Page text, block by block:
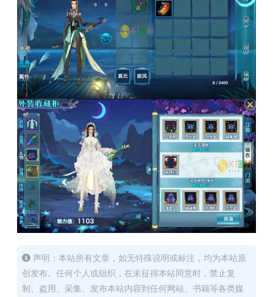
声明：本站所有文章，如无特殊说明或标注，均为本站原
创发布。任何个人或组织，在未征得本站同意时，禁止复
制、盗用、采集、发布本站内容到任何网站、书籍等各类媒